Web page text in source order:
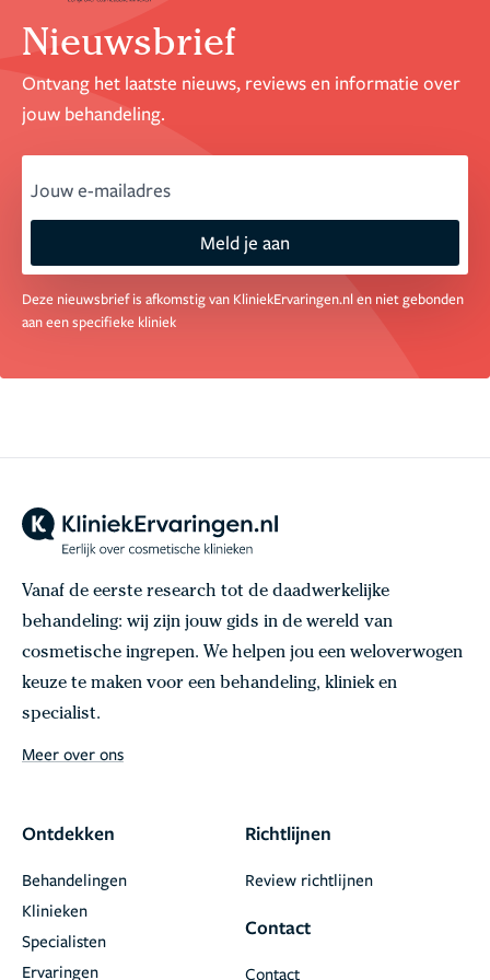
Nieuwsbrief
Ontvang het laatste nieuws, reviews en informatie over
jouw behandeling.
Meld je aan
Deze nieuwsbrief is afkomstig van KliniekErvaringen.nl en niet gebonden
aan een specifieke kliniek
Vanaf de eerste research tot de daadwerkelijke
behandeling: wij zijn jouw gids in de wereld van
cosmetische ingrepen. We helpen jou een weloverwogen
keuze te maken voor een behandeling, kliniek en
specialist.
Meer over ons
Ontdekken
Behandelingen
Klinieken
Specialisten
Ervaringen
Richtlijnen
Review richtlijnen
Contact
Contact